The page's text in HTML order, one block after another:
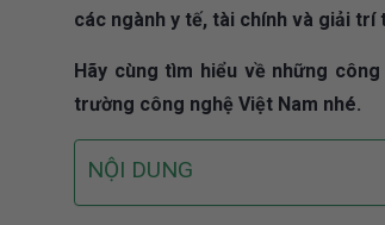
các ngành y tế, tài chính và giải trí
Hãy cùng tìm hiểu về những
trường công nghệ Việt Nam nhé.
NỘI DUNG